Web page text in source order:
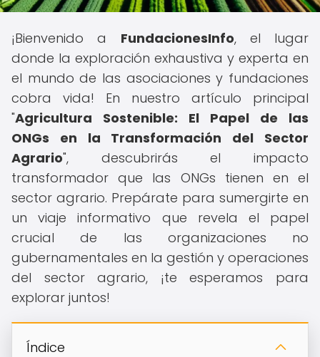
¡Bienvenido a FundacionesInfo, el lugar
donde la exploración exhaustiva y experta en
el mundo de las asociaciones y fundaciones
cobra vida! En nuestro artículo principal
"Agricultura Sostenible: El Papel de las
ONGs en la Transformación del Sector
Agrario", descubrirás el impacto
transformador que las ONGs tienen en el
sector agrario. Prepárate para sumergirte en
un viaje informativo que revela el papel
crucial de las organizaciones no
gubernamentales en la gestión y operaciones
del sector agrario, ¡te esperamos para
explorar juntos!
Índice